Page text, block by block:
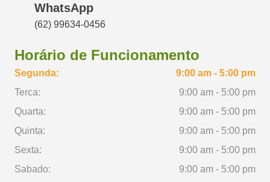
WhatsApp
(62) 99634-0456
Horário de Funcionamento
Segunda:
9:00 am - 5:00 pm
Terca:
9:00 am - 5:00 pm
Quarta:
9:00 am - 5:00 pm
Quinta:
9:00 am - 5:00 pm
Sexta:
9:00 am - 5:00 pm
Sabado:
9:00 am - 5:00 pm